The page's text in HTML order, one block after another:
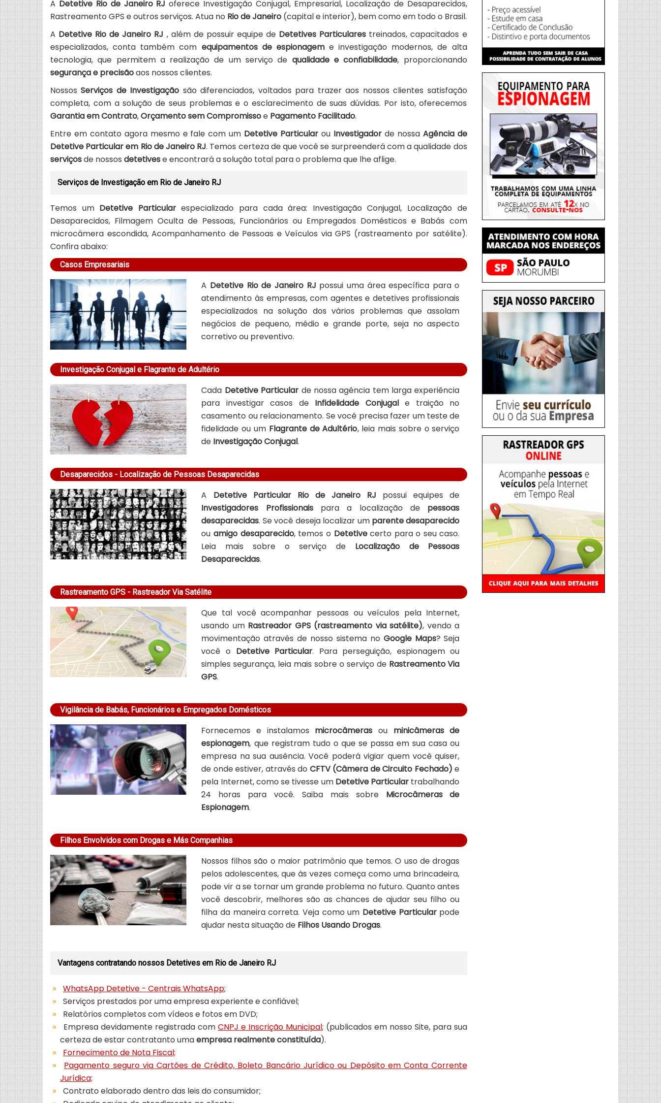
A Detetive Rio de Janeiro RJoferece Investigação Conjugal, Empresarial, Localização de Desaparecidos,
Rastreamento GPS e outros serviços. Atua no Rio de Janeiro (capital e interior), bem como em todo o Brasil.
A Detetive Rio de Janeiro RJ , além de possuir equipe de Detetives Particulares treinados, capacitados e
especializados, conta também com equipamentos de espionageme investigação modernos, de alta
tecnologia, que permitem a realização de um serviço de qualidade e confiabilidade, proporcionando
segurança e precisãoaos nossos clientes.
NossosServiços de Investigação são diferenciados, voltados para trazer aos nossos clientes satisfação
completa, com a solução de seus problemas e o esclarecimento de suas dúvidas. Por isto, oferecemos
Garantia em Contrato,Orçamento sem Compromissoe Pagamento Facilitado.
Entre em contato agora mesmo e fale com um Detetive Particular ou Investigadorde nossa Agência de
Detetive Particular em Rio de Janeiro RJ. Temos certeza de que você se surpreenderá com a qualidade dos
serviçosde nossos detetivese encontrará a solução total para o problema que lhe aflige.
Serviços de Investigação em Rio de Janeiro RJ
Temos um Detetive Particularespecializado para cada área: Investigação Conjugal, Localização de
Desaparecidos, Filmagem Oculta de Pessoas, Funcionários ou Empregados Domésticos e Babás com
microcâmera escondida, Acompanhamento de Pessoas e Veículos via GPS (rastreamento por satélite).
Confira abaixo:
Casos Empresariais
A Detetive Rio de Janeiro RJ possui uma área específica para o
atendimento às empresas, com agentes e detetives profissionais
especializados na solução dos vários problemas que assolam
negócios de pequeno, médio e grande porte, seja no aspecto
corretivo ou preventivo.
Investigação Conjugal e Flagrante de Adultério
Cada Detetive Particular de nossa agência tem larga experiência
para investigar casos de Infidelidade Conjugale traição no
casamento ou relacionamento. Se você precisa fazer um teste de
fidelidade ou um Flagrante de Adultério, leia mais sobre o serviço
de Investigação Conjugal.
Desaparecidos - Localização de Pessoas Desaparecidas
A Detetive Particular Rio de Janeiro RJ possui equipes de
Investigadores Profissionaispara a localização de pessoas
desaparecidas. Se você deseja localizar um parente desaparecido
ouamigo desaparecido, temos o Detetivecerto para o seu caso.
Leia mais sobre o serviço de Localização de Pessoas
Desaparecidas.
Rastreamento GPS - Rastreador Via Satélite
Que tal você acompanhar pessoas ou veículos pela Internet,
usando um Rastreador GPS (rastreamento via satélite), vendo a
movimentação através de nosso sistema no Google Maps? Seja
você o Detetive Particular. Para perseguição, espionagem ou
simples segurança, leia mais sobre o serviço de Rastreamento Via
GPS.
Vigilância de Babás, Funcionários e Empregados Domésticos
Fornecemos e instalamos microcâmeras ou minicâmeras de
espionagem, que registram tudo o que se passa em sua casa ou
empresa na sua ausência. Você poderá vigiar quem você quiser,
de onde estiver, através do CFTV (Câmera de Circuito Fechado) e
pela Internet, como se tivesse um Detetive Particular trabalhando
24 horas para você. Saiba mais sobre Microcâmeras de
Espionagem.
Filhos Envolvidos com Drogas e Más Companhias
Nossos filhos são o maior patrimônio que temos. O uso de drogas
pelos adolescentes, que às vezes começa como uma brincadeira,
pode vir a se tornar um grande problema no futuro. Quanto antes
você descobrir, melhores são as chances de ajudar seu filho ou
filha da maneira correta. Veja como um Detetive Particularpode
ajudar nesta situação de Filhos Usando Drogas.
Vantagens contratando nossos Detetives em Rio de Janeiro RJ
WhatsApp Detetive - Centrais WhatsApp;
Serviços prestados por uma empresa experiente e confiável;
Relatórios completos com vídeos e fotos em DVD;
Empresa devidamente registrada com CNPJ e Inscrição Municipal; (publicados em nosso Site, para sua
certeza de estar contratanto umaempresa realmente constituída).
Fornecimento de Nota Fiscal;
Pagamento seguro via Cartões de Crédito, Boleto Bancário Jurídico ou Depósito em Conta Corrente
Jurídica;
Contrato elaborado dentro das leis do consumidor;